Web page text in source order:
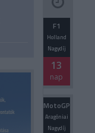
F1
Holland
Nagydíj
13
nap
MotoGP
Aragóniai
Nagydíj